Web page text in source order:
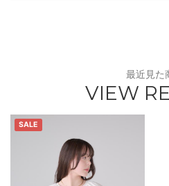
最近見た
VIEW
SALE